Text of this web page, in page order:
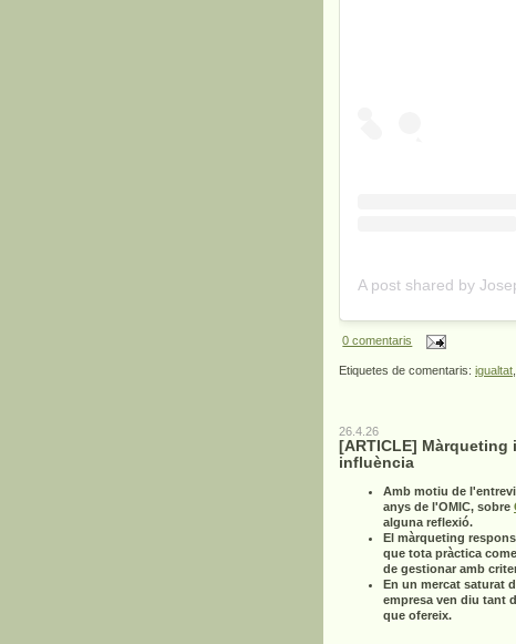
0 comentaris
Etiquetes de comentaris: igualtat
26.4.26
[ARTICLE]
influència
Amb motiu de
anys de l'OMIC, sobre
alguna reflexió.
El màrqueting
que tota pràctica
de gestionar amb
En un mercat saturat
empresa ven diu tant
que ofereix.